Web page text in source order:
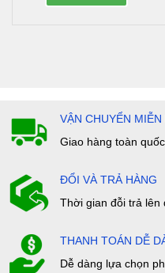
VẬN CHUYỂN MIỄN
Giao hàng toàn quốc
ĐỔI VÀ TRẢ HÀNG
Thời gian đỗi trả lên
THANH TOÁN DỄ
Dễ dàng lựa chọn